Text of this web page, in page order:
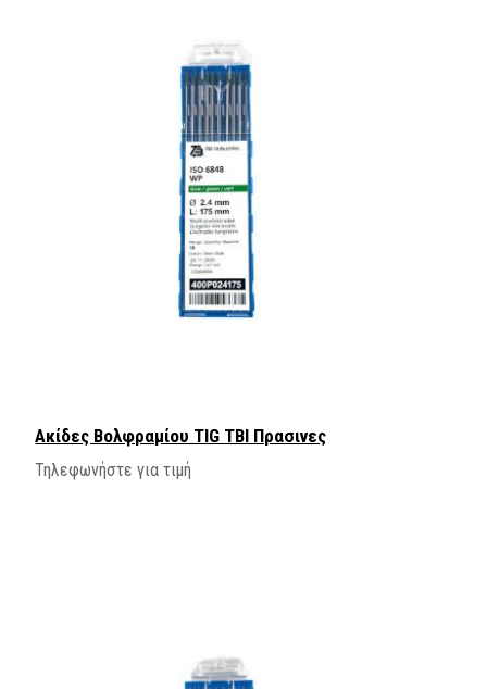
Ακίδες Βολφραμίου TIG ΤΒΙ Πρασινες
Τηλεφωνήστε για τιμή